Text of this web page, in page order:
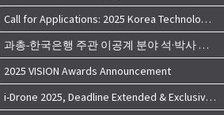
Call for Applications: 2025 Korea Technology Advisory Group (K-TAG)
과총-한국은행 주관 이공계 분야 석·박사 학위자 대상 서베이
2025 VISION Awards Announcement
i-Drone 2025, Deadline Extended & Exclusive Opportunity to Travel to Korea!